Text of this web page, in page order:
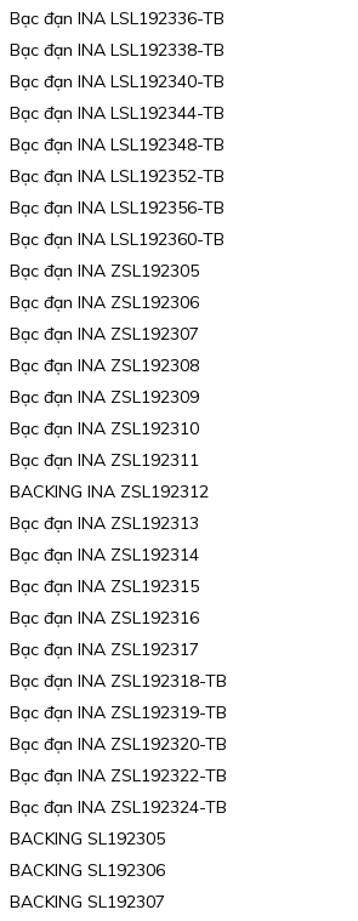
Bạc đạn INA LSL192336-TB
Bạc đạn INA LSL192338-TB
Bạc đạn INA LSL192340-TB
Bạc đạn INA LSL192344-TB
Bạc đạn INA LSL192348-TB
Bạc đạn INA LSL192352-TB
Bạc đạn INA LSL192356-TB
Bạc đạn INA LSL192360-TB
Bạc đạn INA ZSL192305
Bạc đạn INA ZSL192306
Bạc đạn INA ZSL192307
Bạc đạn INA ZSL192308
Bạc đạn INA ZSL192309
Bạc đạn INA ZSL192310
Bạc đạn INA ZSL192311
BACKING INA ZSL192312
Bạc đạn INA ZSL192313
Bạc đạn INA ZSL192314
Bạc đạn INA ZSL192315
Bạc đạn INA ZSL192316
Bạc đạn INA ZSL192317
Bạc đạn INA ZSL192318-TB
Bạc đạn INA ZSL192319-TB
Bạc đạn INA ZSL192320-TB
Bạc đạn INA ZSL192322-TB
Bạc đạn INA ZSL192324-TB
BACKING SL192305
BACKING SL192306
BACKING SL192307